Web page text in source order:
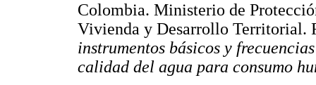
Colombia. Ministerio de
Vivienda y Desarrollo Territorial.
instrumentos básicos y
calidad del agua para consumo